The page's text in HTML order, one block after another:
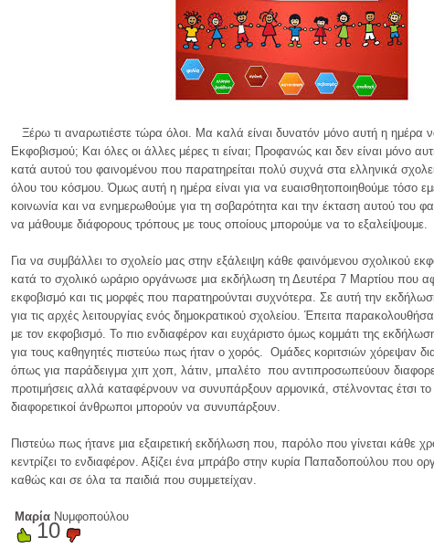
Ξέρω τι αναρωτιέστε τώρα όλοι. Μα καλά είναι δυνατόν μόνο αυτή η ημέρα
Εκφοβισμού; Και όλες οι άλλες μέρες τι είναι; Προφανώς και δεν είναι μόνο
κατά αυτού του φαινομένου που παρατηρείται πολύ συχνά στα ελληνικά
όλου του κόσμου. Όμως αυτή η ημέρα είναι για να ευαισθητοποιηθούμε τόσο
κοινωνία και να ενημερωθούμε για τη σοβαρότητα και την έκταση αυτού του
να μάθουμε διάφορους τρόπους με τους οποίους μπορούμε να το εξαλείψουμε.
Για να συμβάλλει το σχολείο μας στην εξάλειψη κάθε φαινόμενου σχολικού
κατά το σχολικό ωράριο οργάνωσε μια εκδήλωση τη Δευτέρα 7 Μαρτίου που
εκφοβισμό και τις μορφές που παρατηρούνται συχνότερα. Σε αυτή την
για τις αρχές λειτουργίας ενός δημοκρατικού σχολείου. Έπειτα
με τον εκφοβισμό. Το πιο ενδιαφέρον και ευχάριστο όμως κομμάτι της
για τους καθηγητές πιστεύω πως ήταν ο χορός. Ομάδες κοριτσιών χόρεψαν
όπως για παράδειγμα χιπ χοπ, λάτιν, μπαλέτο που αντιπροσωπεύουν
προτιμήσεις αλλά καταφέρνουν να συνυπάρξουν αρμονικά, στέλνοντας έτσι
διαφορετικοί άνθρωποι μπορούν να συνυπάρξουν.
Πιστεύω πως ήτανε μια εξαιρετική εκδήλωση που, παρόλο που γίνεται κάθε
κεντρίζει το ενδιαφέρον. Αξίζει ένα μπράβο στην κυρία Παπαδοπούλου που
καθώς και σε όλα τα παιδιά που συμμετείχαν.
Μαρία Νυμφοπούλου
10